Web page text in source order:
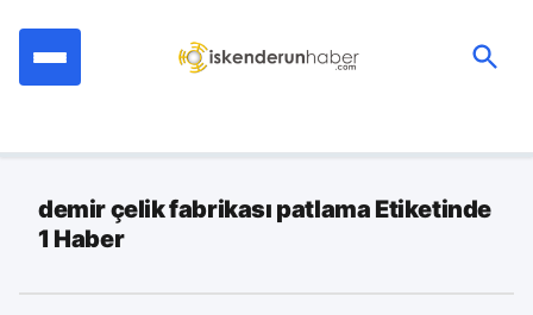
demir çelik fabrikası patlama Etiketinde
1 Haber